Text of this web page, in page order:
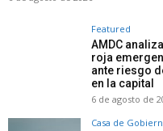
Featured
AMDC
roja
ante riesgo
en la capital
6 de agosto de
Casa de